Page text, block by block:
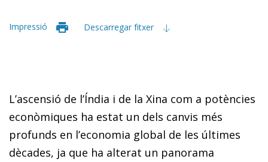
Impressió Descarregar fitxer
L’ascensió de l’Índia i de la Xina com a potències
econòmiques ha estat un dels canvis més
profunds en l’economia global de les últimes
dècades, ja que ha alterat un panorama